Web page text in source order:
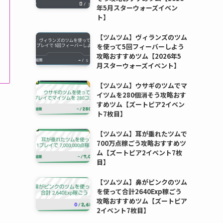
年5月スターウォーズイベン
ト】
【ツムツム】ヴィランズのツム
を使って5回フィーバーしよう
攻略おすすめツム【2026年5
月スターウォーズイベント】
【ツムツム】ウサギのツムでマ
イツムを280個消そう攻略おす
すめツム【ズートピア2イベン
ト7枚目】
【ツムツム】耳が垂れたツムで
700万点稼ごう攻略おすすめツ
ム【ズートピア2イベント7枚
目】
【ツムツム】鼻がピンクのツム
を使って合計2640Exp稼ごう
攻略おすすめツム【ズートピア
2イベント7枚目】